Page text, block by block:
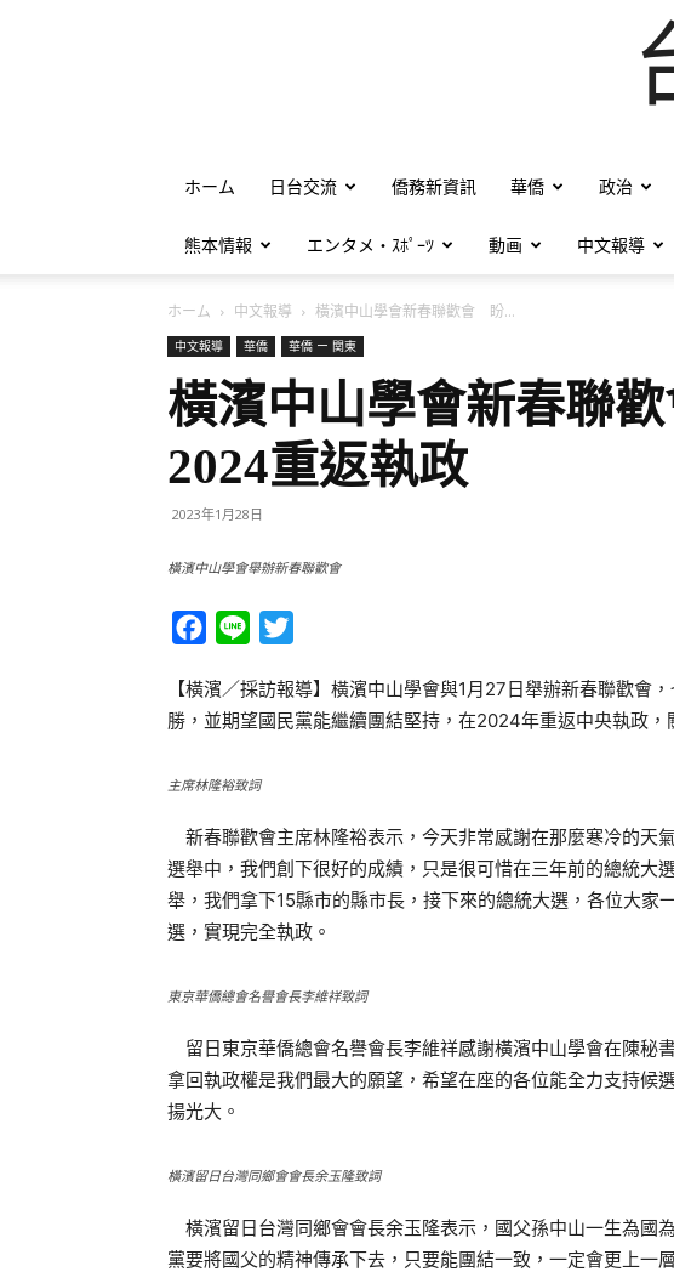
ホーム 日台交流 僑務新資訊 華僑 政治
熊本情報 エンタメ・ｽﾎﾟｰﾂ 動画 中文報導
ホーム 中文報導 橫濱中山學會新春聯歡會 盼...
中文報導 華僑 華僑 ー 関東
橫濱中山學會新春聯
2024重返執政
2023年1月28日
橫濱中山學會舉辦新春聯歡會
Facebook
Line
【橫濱／採訪報導】橫濱中山學會與1月27日舉辦新春聯歡會
勝，並期望國民黨能繼續團結堅持，在2024年重返中央執政，
主席林隆裕致詞
新春聯歡會主席林隆裕表示，今天非常感謝在那麼寒冷的天
選舉中，我們創下很好的成績，只是很可惜在三年前的總統大
舉，我們拿下15縣市的縣市長，接下來的總統大選，各位大家
選，實現完全執政。
東京華僑總會名譽會長李維祥致詞
留日東京華僑總會名譽會長李維祥感謝橫濱中山學會在陳秘
拿回執政權是我們最大的願望，希望在座的各位能全力支持候
揚光大。
橫濱留日台灣同鄉會會長余玉隆致詞
橫濱留日台灣同鄉會會長余玉隆表示，國父孫中山一生為國
黨要將國父的精神傳承下去，只要能團結一致，一定會更上一